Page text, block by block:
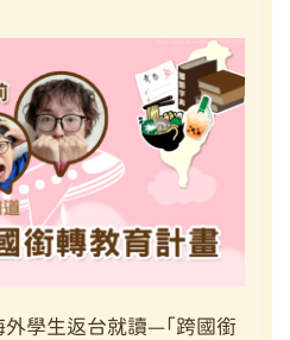
外學生返台就讀—「跨國銜